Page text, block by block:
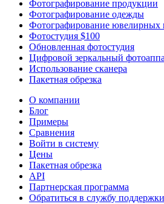
Фотографирование продукции
Фотографирование одежды
Фотографирование ювелирных
Фотостудия $100
Обновленная фотостудия
Цифровой зеркальный
Использование сканера
Пакетная обрезка
О компании
Блог
Примеры
Сравнения
Войти в систему
Цены
Пакетная обрезка
API
Партнерская программа
Обратиться в службу поддержки